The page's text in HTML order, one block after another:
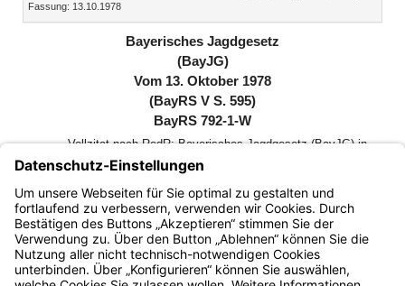
Fassung: 13.10.1978
(inaktiv)
Bayerisches Jagdgesetz
(BayJG)
Vom 13. Oktober 1978
(BayRS V S. 595)
BayRS 792-1-W
Vollzitat nach RedR: Bayerisches Jagdgesetz (BayJG) in
der in der Bayerischen Rechtssammlung (BayRS 792-1-L)
veröffentlichten bereinigten Fassung, das zuletzt durch die
§§ 1 und 2 des Gesetzes vom 26. März 2026 (GVBl. S.
113) geändert worden ist
Bayern.de